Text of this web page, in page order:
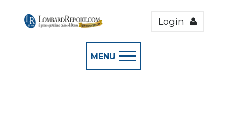
Login
MENU